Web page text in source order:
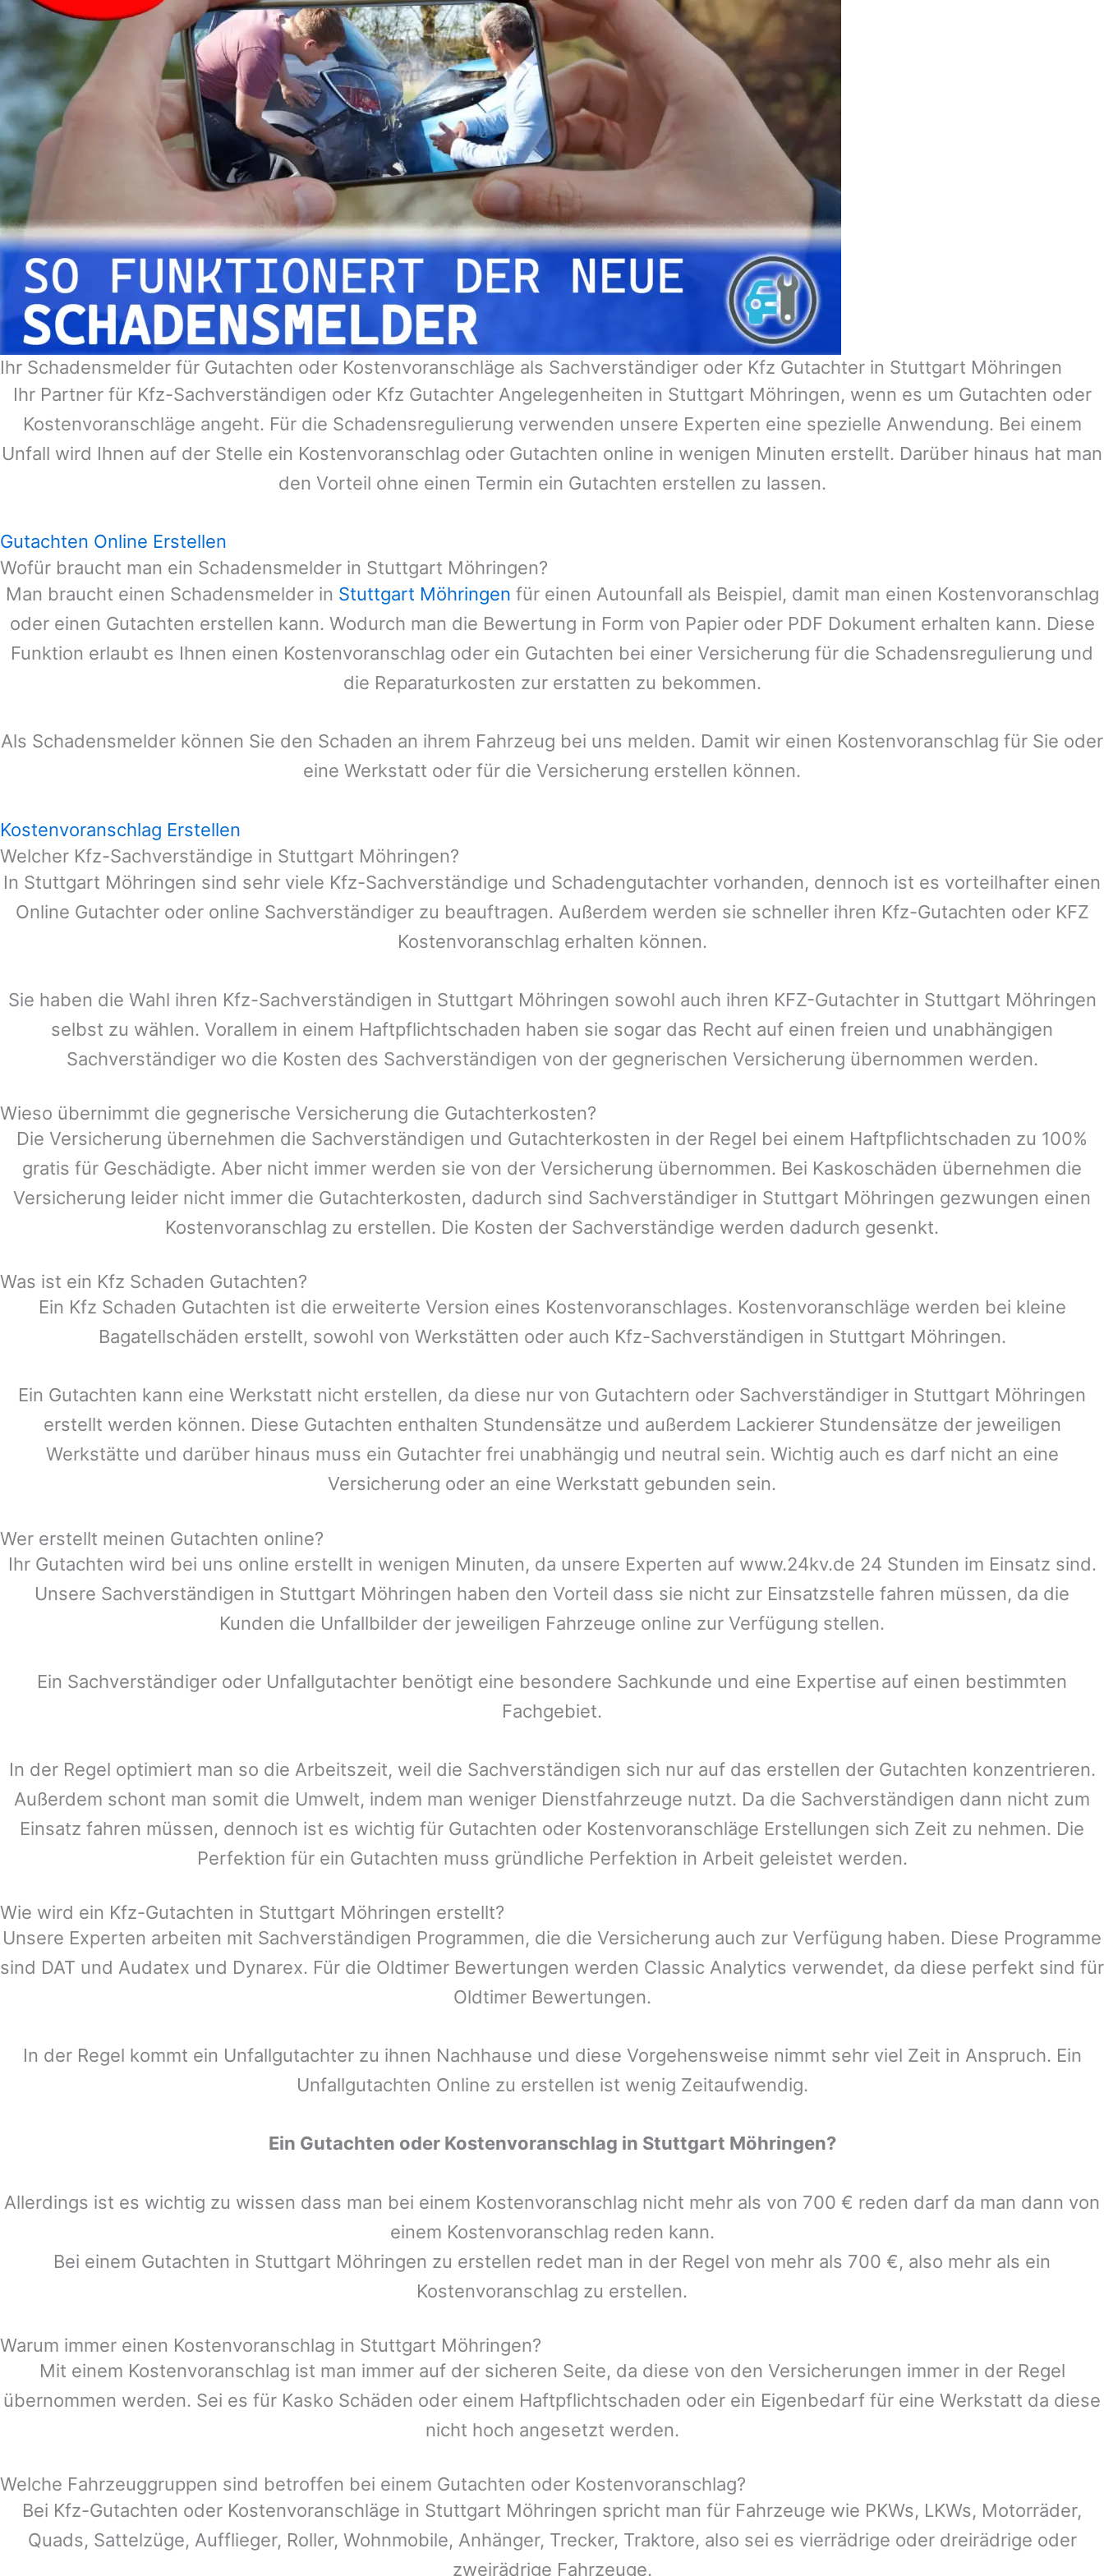
Ihr Schadensmelder für Gutachten oder Kostenvoranschläge als Sachverständiger oder Kfz Gutachter in Stuttgart Möhringen
Ihr Partner für Kfz-Sachverständigen oder Kfz Gutachter Angelegenheiten in Stuttgart Möhringen, wenn es um Gutachten oder
Kostenvoranschläge angeht. Für die Schadensregulierung verwenden unsere Experten eine spezielle Anwendung. Bei einem
Unfall wird Ihnen auf der Stelle ein Kostenvoranschlag oder Gutachten online in wenigen Minuten erstellt. Darüber hinaus hat man
den Vorteil ohne einen Termin ein Gutachten erstellen zu lassen.
Gutachten Online Erstellen
Wofür braucht man ein Schadensmelder in Stuttgart Möhringen?
Man braucht einen Schadensmelder in Stuttgart Möhringen für einen Autounfall als Beispiel, damit man einen Kostenvoranschlag
oder einen Gutachten erstellen kann. Wodurch man die Bewertung in Form von Papier oder PDF Dokument erhalten kann. Diese
Funktion erlaubt es Ihnen einen Kostenvoranschlag oder ein Gutachten bei einer Versicherung für die Schadensregulierung und
die Reparaturkosten zur erstatten zu bekommen.
Als Schadensmelder können Sie den Schaden an ihrem Fahrzeug bei uns melden. Damit wir einen Kostenvoranschlag für Sie oder
eine Werkstatt oder für die Versicherung erstellen können.
Kostenvoranschlag Erstellen
Welcher Kfz-Sachverständige in Stuttgart Möhringen?
In Stuttgart Möhringen sind sehr viele Kfz-Sachverständige und Schadengutachter vorhanden, dennoch ist es vorteilhafter einen
Online Gutachter oder online Sachverständiger zu beauftragen. Außerdem werden sie schneller ihren Kfz-Gutachten oder KFZ
Kostenvoranschlag erhalten können.
Sie haben die Wahl ihren Kfz-Sachverständigen in Stuttgart Möhringen sowohl auch ihren KFZ-Gutachter in Stuttgart Möhringen
selbst zu wählen. Vorallem in einem Haftpflichtschaden haben sie sogar das Recht auf einen freien und unabhängigen
Sachverständiger wo die Kosten des Sachverständigen von der gegnerischen Versicherung übernommen werden.
Wieso übernimmt die gegnerische Versicherung die Gutachterkosten?
Die Versicherung übernehmen die Sachverständigen und Gutachterkosten in der Regel bei einem Haftpflichtschaden zu 100%
gratis für Geschädigte. Aber nicht immer werden sie von der Versicherung übernommen. Bei Kaskoschäden übernehmen die
Versicherung leider nicht immer die Gutachterkosten, dadurch sind Sachverständiger in Stuttgart Möhringen gezwungen einen
Kostenvoranschlag zu erstellen. Die Kosten der Sachverständige werden dadurch gesenkt.
Was ist ein Kfz Schaden Gutachten?
Ein Kfz Schaden Gutachten ist die erweiterte Version eines Kostenvoranschlages. Kostenvoranschläge werden bei kleine
Bagatellschäden erstellt, sowohl von Werkstätten oder auch Kfz-Sachverständigen in Stuttgart Möhringen.
Ein Gutachten kann eine Werkstatt nicht erstellen, da diese nur von Gutachtern oder Sachverständiger in Stuttgart Möhringen
erstellt werden können. Diese Gutachten enthalten Stundensätze und außerdem Lackierer Stundensätze der jeweiligen
Werkstätte und darüber hinaus muss ein Gutachter frei unabhängig und neutral sein. Wichtig auch es darf nicht an eine
Versicherung oder an eine Werkstatt gebunden sein.
Wer erstellt meinen Gutachten online?
Ihr Gutachten wird bei uns online erstellt in wenigen Minuten, da unsere Experten auf www.24kv.de 24 Stunden im Einsatz sind.
Unsere Sachverständigen in Stuttgart Möhringen haben den Vorteil dass sie nicht zur Einsatzstelle fahren müssen, da die
Kunden die Unfallbilder der jeweiligen Fahrzeuge online zur Verfügung stellen.
Ein Sachverständiger oder Unfallgutachter benötigt eine besondere Sachkunde und eine Expertise auf einen bestimmten
Fachgebiet.
In der Regel optimiert man so die Arbeitszeit, weil die Sachverständigen sich nur auf das erstellen der Gutachten konzentrieren.
Außerdem schont man somit die Umwelt, indem man weniger Dienstfahrzeuge nutzt. Da die Sachverständigen dann nicht zum
Einsatz fahren müssen, dennoch ist es wichtig für Gutachten oder Kostenvoranschläge Erstellungen sich Zeit zu nehmen. Die
Perfektion für ein Gutachten muss gründliche Perfektion in Arbeit geleistet werden.
Wie wird ein Kfz-Gutachten in Stuttgart Möhringen erstellt?
Unsere Experten arbeiten mit Sachverständigen Programmen, die die Versicherung auch zur Verfügung haben. Diese Programme
sind DAT und Audatex und Dynarex. Für die Oldtimer Bewertungen werden Classic Analytics verwendet, da diese perfekt sind für
Oldtimer Bewertungen.
In der Regel kommt ein Unfallgutachter zu ihnen Nachhause und diese Vorgehensweise nimmt sehr viel Zeit in Anspruch. Ein
Unfallgutachten Online zu erstellen ist wenig Zeitaufwendig.
Ein Gutachten oder Kostenvoranschlag in Stuttgart Möhringen?
Allerdings ist es wichtig zu wissen dass man bei einem Kostenvoranschlag nicht mehr als von 700 € reden darf da man dann von
einem Kostenvoranschlag reden kann.
Bei einem Gutachten in Stuttgart Möhringen zu erstellen redet man in der Regel von mehr als 700 €, also mehr als ein
Kostenvoranschlag zu erstellen.
Warum immer einen Kostenvoranschlag in Stuttgart Möhringen?
Mit einem Kostenvoranschlag ist man immer auf der sicheren Seite, da diese von den Versicherungen immer in der Regel
übernommen werden. Sei es für Kasko Schäden oder einem Haftpflichtschaden oder ein Eigenbedarf für eine Werkstatt da diese
nicht hoch angesetzt werden.
Welche Fahrzeuggruppen sind betroffen bei einem Gutachten oder Kostenvoranschlag?
Bei Kfz-Gutachten oder Kostenvoranschläge in Stuttgart Möhringen spricht man für Fahrzeuge wie PKWs, LKWs, Motorräder,
Quads, Sattelzüge, Aufflieger, Roller, Wohnmobile, Anhänger, Trecker, Traktore, also sei es vierrädrige oder dreirädrige oder
zweirädrige Fahrzeuge.